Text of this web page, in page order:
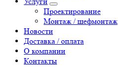
Проектирование
Монтаж / шефмонтаж
Новости
Доставка / оплата
О компании
Контакты